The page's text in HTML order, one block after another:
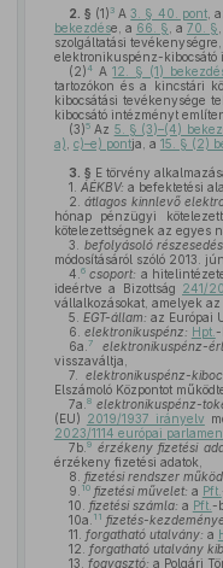
2. § (1) 3A3. § 40. pont,
bekezdése, a 66. § , a 70. §
szolgáltatási
elektronikuspénz-kibocsátó
(2)4A12. § (1)
tartozókon és a kincstári
kibocsátási tevékenysége
kibocsátó intézményt
(3)5Az 5. § (3)–(4)
a) c)–e) pontja, a 15. § (2)
3. § E törvény
1. ÁÉKBV: a befektetési
2.
átlagos kinnlevő
hónap pénzügyi
kötelezettségnek az egyes
3.
befolyásoló
módosításáról szóló 2013.
4. 6 csoport: a
ideértve a Bizottság 241/
vállalkozásokat, amelyek az
5. EGT-állam: az Európai
6. elektronikuspénz: Hpt. -
6a. 7 elektronikuspénz-
visszaváltja,
7.
elektronikuspénz-
Elszámoló Központot
7a. 8 elektronikuspénz-
(EU) 2019/1937 irányelv
2023/1114 európai
7b. 9 érzékeny fizetési
érzékeny fizetési adatok,
8. fizetési rendszer
9. 10 fizetési művelet: a Pft.
10. fizetési számla: a Pft. -
10a. 11 fizetés-
11. forgatható utalvány: a
12. forgatható utalvány
13. fogyasztó: a Polgári